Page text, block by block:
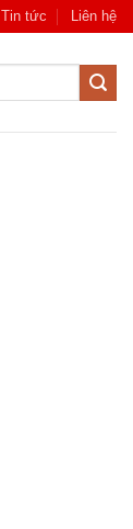
Tin tức Liên hệ